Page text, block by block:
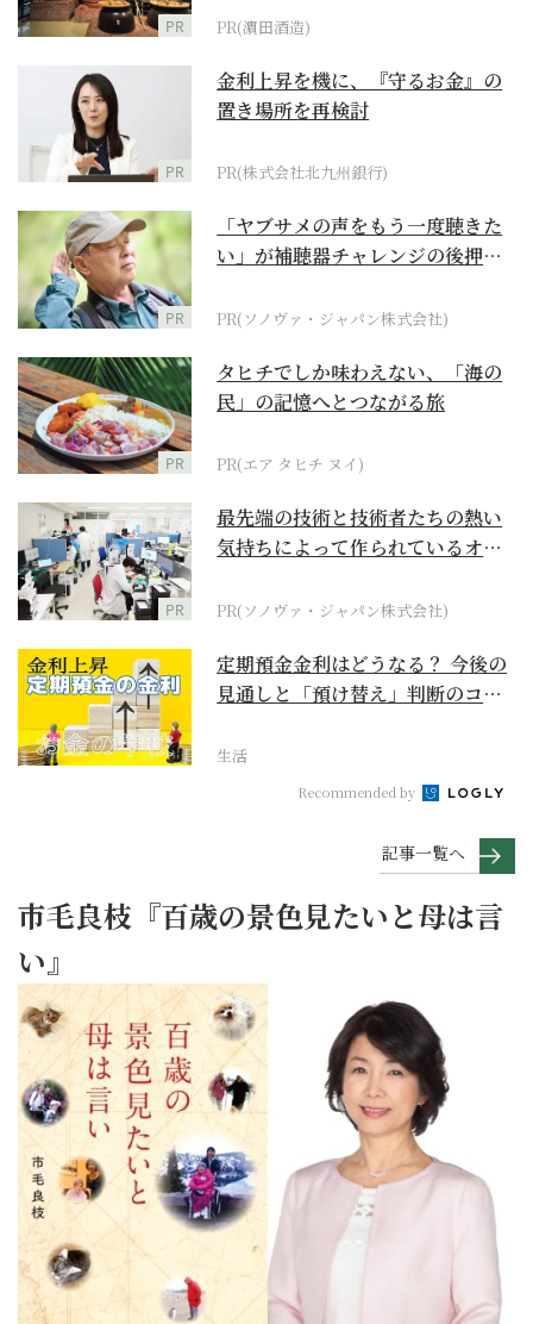
PR PR(濵田酒造)
PR
金利上昇を機に、『守るお金』の
置き場所を再検討
PR(株式会社北九州銀行)
PR
「ヤブサメの声をもう一度聴きた
い」が補聴器チャレンジの後押し
PR(ソノヴァ・ジャパン株式会社)
PR
タヒチでしか味わえない、「海の
民」の記憶へとつながる旅
PR(エア タヒチ ヌイ)
PR
最先端の技術と技術者たちの熱い
気持ちによって作られているオー
PR(ソノヴァ・ジャパン株式会社)
定期預金金利はどうなる？ 今後の
見通しと「預け替え」判断のコツ
生活
Recommended by
記事一覧へ
市毛良枝『百歳の景色見たいと母は言
い』